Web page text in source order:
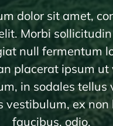
dolor sit amet,
Morbi
null fermentum
placerat ipsum ut
in sodales tellus
vestibulum, ex non
faucibus, odio.